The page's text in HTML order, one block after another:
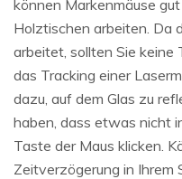
können Markenmäuse
Holztischen arbeiten. Da
arbeitet, sollten Sie keine
das Tracking einer
dazu, auf dem Glas zu
haben, dass etwas nicht
Taste der Maus klicken.
Zeitverzögerung in Ihrem